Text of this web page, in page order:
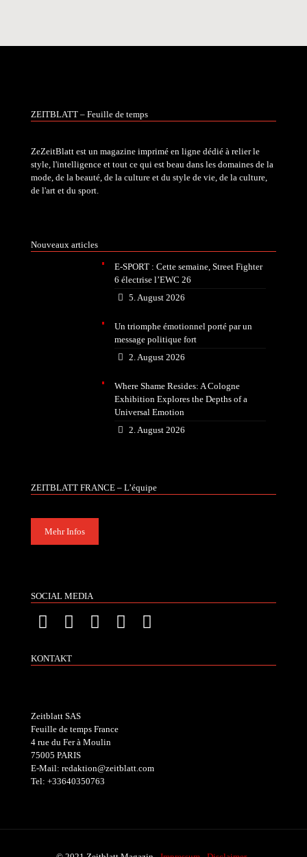
ZEITBLATT – Feuille de temps
ZeZeitBlatt est un magazine imprimé en ligne dédié à relier le
style, l'intelligence et tout ce qui est beau dans les domaines de la
mode, de la beauté, de la culture et du style de vie, de la culture,
de l'art et du sport.
Nouveaux articles
E-SPORT : Cette semaine, Street Fighter
6 électrise l’EWC 26
5. August 2026
Un triomphe émotionnel porté par un
message politique fort
2. August 2026
Where Shame Resides: A Cologne
Exhibition Explores the Depths of a
Universal Emotion
2. August 2026
ZEITBLATT FRANCE – L’équipe
Mehr Infos
SOCIAL MEDIA
KONTAKT
Zeitblatt SAS
Feuille de temps France
4 rue du Fer à Moulin
75005 PARIS
E-Mail: redaktion@zeitblatt.com
Tel: +33640350763